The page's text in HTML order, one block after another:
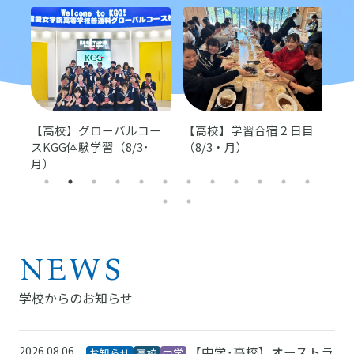
【高校】グローバルコー
スKGG体験学習（8/3･
月）
【高校】学習合宿２日目
（8/3・月）
NEWS
学校からのお知らせ